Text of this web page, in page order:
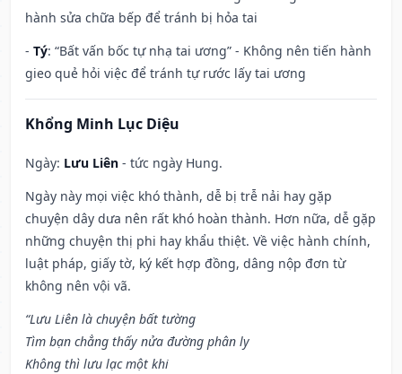
hành sửa chữa bếp để tránh bị hỏa tai
- Tý: “Bất vấn bốc tự nhạ tai ương” - Không nên tiến hành
gieo quẻ hỏi việc để tránh tự rước lấy tai ương
Khổng Minh Lục Diệu
Ngày: Lưu Liên - tức ngày Hung.
Ngày này mọi việc khó thành, dễ bị trễ nải hay gặp
chuyện dây dưa nên rất khó hoàn thành. Hơn nữa, dễ gặp
những chuyện thị phi hay khẩu thiệt. Về việc hành chính,
luật pháp, giấy tờ, ký kết hợp đồng, dâng nộp đơn từ
không nên vội vã.
“Lưu Liên là chuyện bất tường
Tìm bạn chẳng thấy nửa đường phân ly
Không thì lưu lạc một khi